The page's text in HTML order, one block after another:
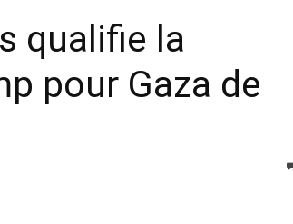
qualifie la
pour Gaza de